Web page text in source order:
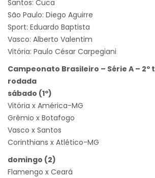
Santos: Cuca
São Paulo: Diego Aguirre
Sport: Eduardo Baptista
Vasco: Alberto Valentim
Vitória: Paulo César Carpegiani
Campeonato Brasileiro – Série A – 2º
rodada
sábado (1º)
Vitória x América-MG
Grêmio x Botafogo
Vasco x Santos
Corinthians x Atlético-MG
domingo (2)
Flamengo x Ceará